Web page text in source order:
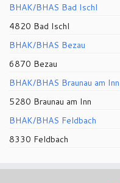
BHAK/BHAS Bad Ischl
4820 Bad Ischl
BHAK/BHAS Bezau
6870 Bezau
BHAK/BHAS Braunau am Inn
5280 Braunau am Inn
BHAK/BHAS Feldbach
8330 Feldbach